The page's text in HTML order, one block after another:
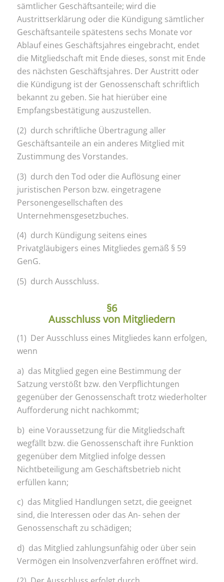
sämtlicher Geschäftsanteile; wird die
Austrittserklärung oder die Kündigung sämtlicher
Geschäftsanteile spätestens sechs Monate vor
Ablauf eines Geschäftsjahres eingebracht, endet
die Mitgliedschaft mit Ende dieses, sonst mit Ende
des nächsten Geschäftsjahres. Der Austritt oder
die Kündigung ist der Genossenschaft schriftlich
bekannt zu geben. Sie hat hierüber eine
Empfangsbestätigung auszustellen.
(2) durch schriftliche Übertragung aller
Geschäftsanteile an ein anderes Mitglied mit
Zustimmung des Vorstandes.
(3) durch den Tod oder die Auflösung einer
juristischen Person bzw. eingetragene
Personengesellschaften des
Unternehmensgesetzbuches.
(4) durch Kündigung seitens eines
Privatgläubigers eines Mitgliedes gemäß § 59
GenG.
(5) durch Ausschluss.
§6
Ausschluss von Mitgliedern
(1) Der Ausschluss eines Mitgliedes kann erfolgen,
wenn
a) das Mitglied gegen eine Bestimmung der
Satzung verstößt bzw. den Verpflichtungen
gegenüber der Genossenschaft trotz wiederholter
Aufforderung nicht nachkommt;
b) eine Voraussetzung für die Mitgliedschaft
wegfällt bzw. die Genossenschaft ihre Funktion
gegenüber dem Mitglied infolge dessen
Nichtbeteiligung am Geschäftsbetrieb nicht
erfüllen kann;
c) das Mitglied Handlungen setzt, die geeignet
sind, die Interessen oder das An- sehen der
Genossenschaft zu schädigen;
d) das Mitglied zahlungsunfähig oder über sein
Vermögen ein Insolvenzverfahren eröffnet wird.